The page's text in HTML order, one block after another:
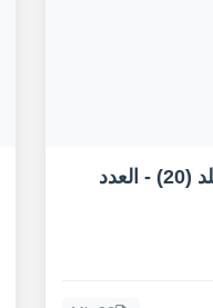
المجلة العربية للعلوم - المجلد (20) - العدد